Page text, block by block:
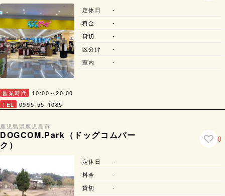
営業時間
10:00～20:00
TEL
0995-55-1085
定休日
-
料金
-
貸切
-
区分け
-
室内
-
鹿児島県鹿児島市
DOGCOM.Park（ドッグコムパー
ク）
0
定休日
-
料金
-
貸切
-